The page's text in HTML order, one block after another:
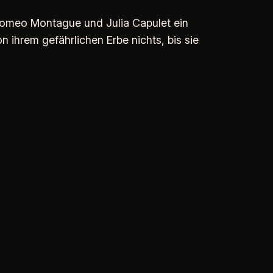
Montague und Julia Capulet ein
ihrem gefährlichen Erbe nichts, bis sie